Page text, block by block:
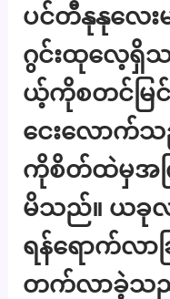
ပင်တီနုနုလေး
ဂွင်းထုလေ့ရှိ
ယ့်ကိုစတင်မြင်
ငေးလောက်
ကိုစိတ်ထဲမှအကြိ
မိသည်။ ယခု
ရန်ရောက်လာ
တက်လာခဲ့သ